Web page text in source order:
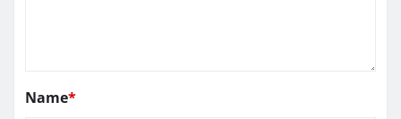
Name*